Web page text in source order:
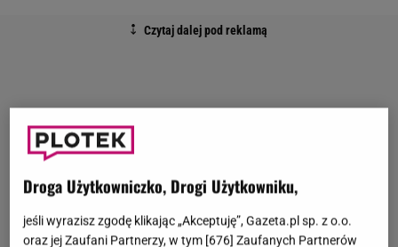
Droga Użytkowniczko, Drogi Użytkowniku,
jeśli wyrazisz zgodę klikając „Akceptuję”, Gazeta.pl sp. z o.o.
oraz jej Zaufani Partnerzy, w tym [676] Zaufanych Partnerów